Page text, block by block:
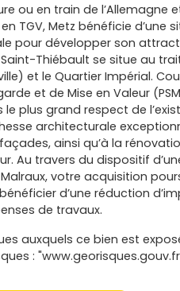
ou en train de l’Allemagne
TGV, Metz bénéficie d’une
pour développer son
Thiébault se situe au
et le Quartier Impérial.
et de Mise en Valeur
le plus grand respect de
architecturale
ainsi qu’à la
Au travers du dispositif
Malraux, votre acquisition
d’une réduction
de travaux.
auxquels ce bien est
: